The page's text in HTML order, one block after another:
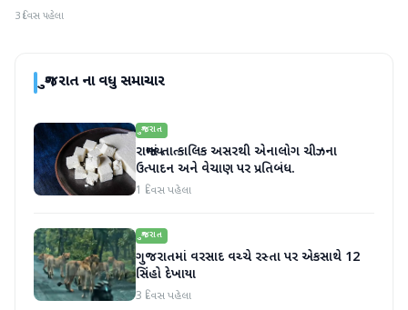
3 દિવસ પહેલા
ગુજરાતના વધુ સમાચાર
ગુજરાત
રાજ્યમાં તાત્કાલિક અસરથી એનાલોગ ચીઝના
ઉત્પાદન અને વેચાણ પર પ્રતિબંધ.
1 દિવસ પહેલા
ગુજરાત
ગુજરાતમાં વરસાદ વચ્ચે રસ્તા પર એકસાથે 12
સિંહો દેખાયા
3 દિવસ પહેલા